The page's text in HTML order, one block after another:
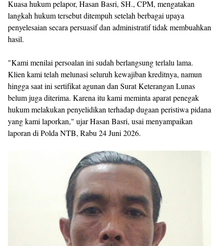
‎Kuasa hukum pelapor, Hasan Basri, SH., CPM, mengatakan
langkah hukum tersebut ditempuh setelah berbagai upaya
penyelesaian secara persuasif dan administratif tidak membuahkan
hasil.
‎"Kami menilai persoalan ini sudah berlangsung terlalu lama.
Klien kami telah melunasi seluruh kewajiban kreditnya, namun
hingga saat ini sertifikat agunan dan Surat Keterangan Lunas
belum juga diterima. Karena itu kami meminta aparat penegak
hukum melakukan penyelidikan terhadap dugaan peristiwa pidana
yang kami laporkan," ujar Hasan Basri, usai menyampaikan
laporan di Polda NTB, Rabu 24 Juni 2026.